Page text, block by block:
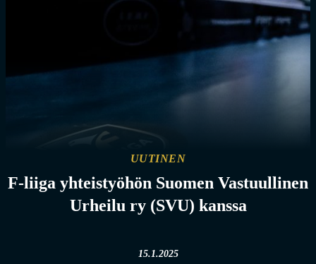
UUTINEN
F-liiga yhteistyöhön Suomen Vastuullinen
Urheilu ry (SVU) kanssa
15.1.2025